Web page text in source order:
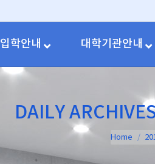
입학안내 대학기관안내
DAILY
You are
Home